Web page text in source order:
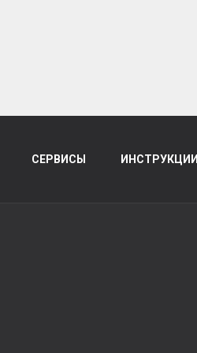
СЕРВИСЫ ИНСТРУКЦИИ